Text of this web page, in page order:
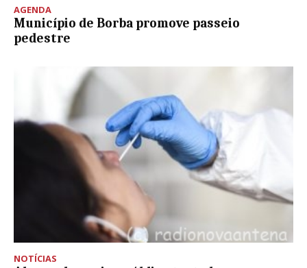
AGENDA
Município de Borba promove passeio
pedestre
NOTÍCIAS